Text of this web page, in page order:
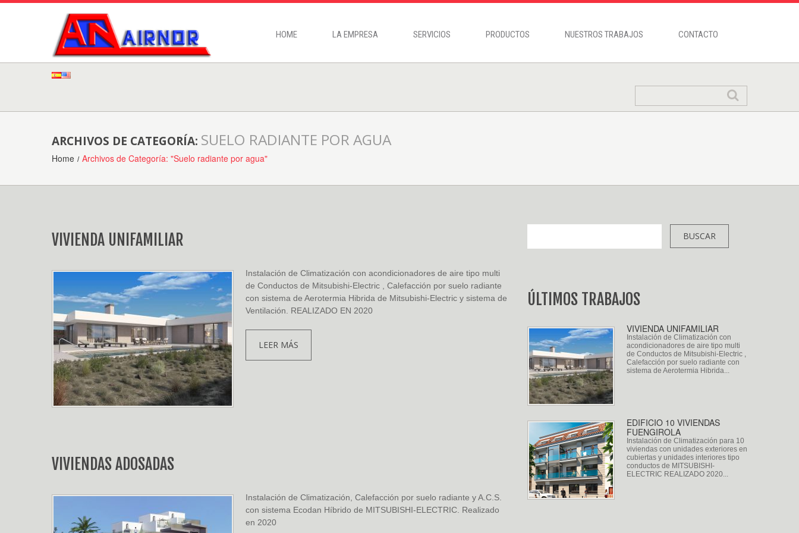
HOME LA EMPRESA SERVICIOS PRODUCTOS NUESTROS TRABAJOS CONTACTO
ARCHIVOS DE CATEGORÍA: SUELO RADIANTE POR AGUA
Home Archivos de Categoría: "Suelo radiante por agua"
VIVIENDA UNIFAMILIAR
Instalación de Climatización con acondicionadores de aire tipo multi
de Conductos de Mitsubishi-Electric , Calefacción por suelo radiante
con sistema de Aerotermia Hibrida de Mitsubishi-Electric y sistema de
Ventilación. REALIZADO EN 2020
LEER MÁS
VIVIENDAS ADOSADAS
Instalación de Climatización, Calefacción por suelo radiante y A.C.S.
con sistema Ecodan Híbrido de MITSUBISHI-ELECTRIC. Realizado
en 2020
ÚLTIMOS TRABAJOS
VIVIENDA UNIFAMILIAR
Instalación de Climatización con
acondicionadores de aire tipo multi
de Conductos de Mitsubishi-Electric ,
Calefacción por suelo radiante con
sistema de Aerotermia Hibrida...
EDIFICIO 10 VIVIENDAS
FUENGIROLA
Instalación de Climatización para 10
viviendas con unidades exteriores en
cubiertas y unidades interiores tipo
conductos de MITSUBISHI-
ELECTRIC REALIZADO 2020...